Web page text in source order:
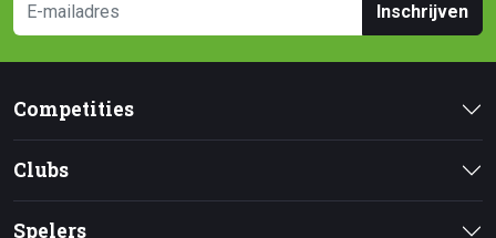
Inschrijven
Competities
Clubs
Spelers